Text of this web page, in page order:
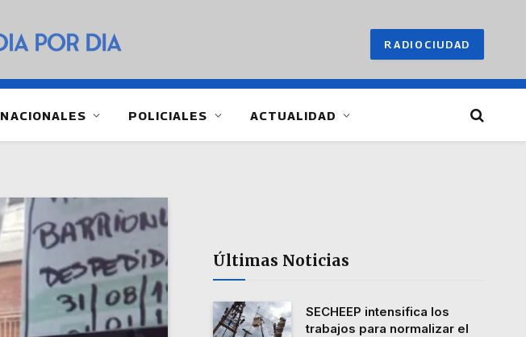
RADIOCIUDAD
NACIONALES POLICIALES ACTUALIDAD
Últimas Noticias
SECHEEP intensifica los
trabajos para normalizar el